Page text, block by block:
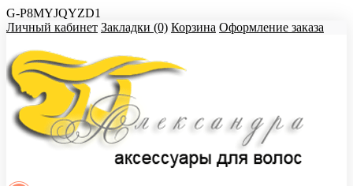
G-P8MYJQYZD1
Личный кабинет Закладки (0) Корзина Оформление заказа